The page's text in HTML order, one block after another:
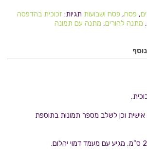
, פסח, פסח ושבועות תגיות: זכוכית בהדפסה
, מתנה להורים, מתנה עם תמונה
אישית וכן לשלב מספר תמונות בתוספת